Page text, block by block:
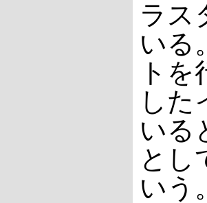
ラス
いる
ト
した
いる
とし
いう。